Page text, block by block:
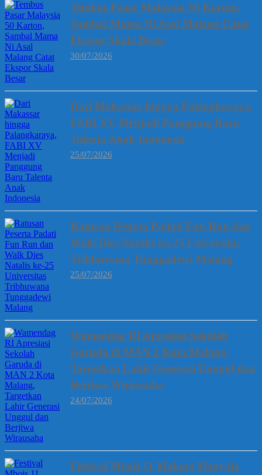
Tembus Pasar Malaysia 50 Karton,
Sambal Mama Ni Asal Malang Catat
Ekspor Skala Besar
30/07/2026
Dari Makassar hingga Palangkaraya,
FABI XV Menjadi Panggung Baru
Talenta Anak Indonesia
25/07/2026
Ratusan Peserta Padati Fun Run dan
Walk Dies Natalis ke-25 Universitas
Tribhuwana Tunggadewi Malang
25/07/2026
Wamendag RI Apresiasi Sekolah
Garuda di MAN 2 Kota Malang,
Targetkan Lahir Generasi Unggul dan
Berjiwa Wirausaha
24/07/2026
Festival Mbois 11 Malang Menyala